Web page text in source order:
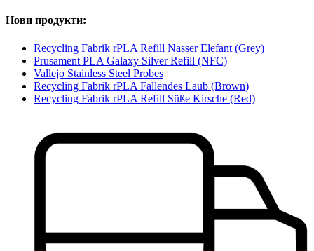
Нови продукти:
Recycling Fabrik rPLA Refill Nasser Elefant (Grey)
Prusament PLA Galaxy Silver Refill (NFC)
Vallejo Stainless Steel Probes
Recycling Fabrik rPLA Fallendes Laub (Brown)
Recycling Fabrik rPLA Refill Süße Kirsche (Red)